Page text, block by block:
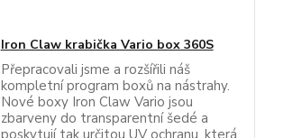
Iron Claw krabička Vario box 360S
Přepracovali jsme a rozšířili náš
kompletní program boxů na nástrahy.
Nové boxy Iron Claw Vario jsou
zbarveny do transparentní šedé a
poskytují tak určitou UV ochranu, která